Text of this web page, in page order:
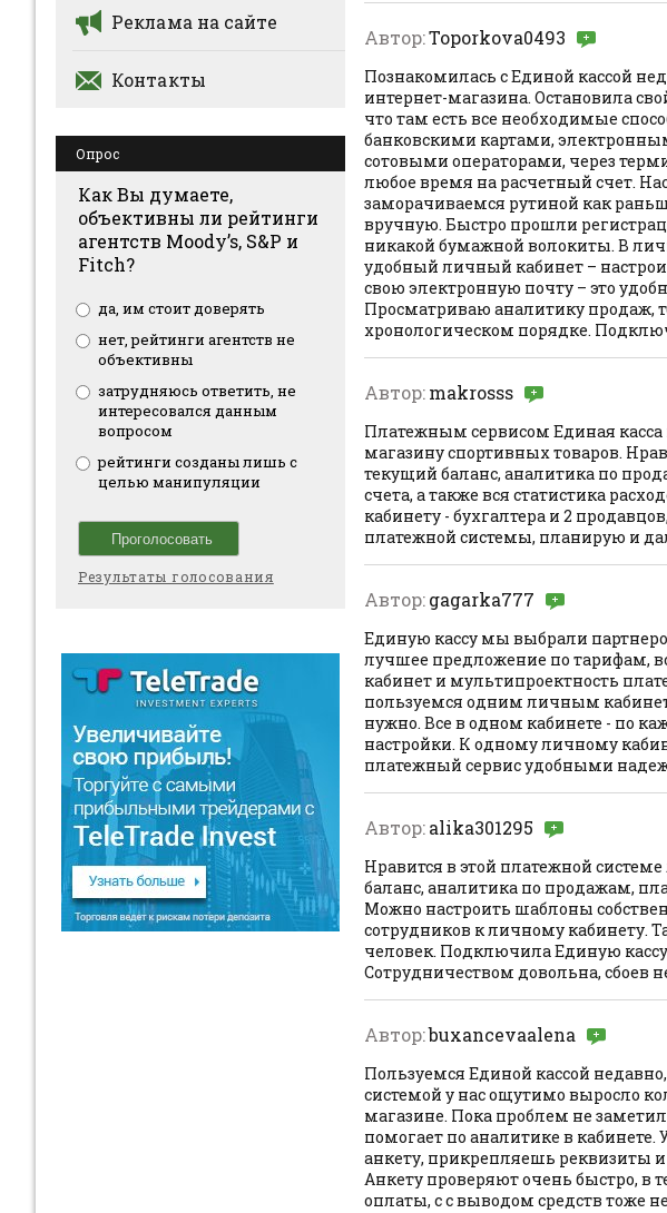
Реклама на сайте
Контакты
Опрос
Как Вы думаете,
объективны ли рейтинги
агентств Moody’s, S&P и
Fitch?
да, им стоит доверять
нет, рейтинги агентств не
объективны
затрудняюсь ответить, не
интересовался данным
вопросом
рейтинги созданы лишь с
целью манипуляции
Результаты голосования
Автор:Toporkova0493
Познакомилась с Единой кассой
интернет-магазина. Остановила
что там есть все необходимые
банковскими картами,
сотовыми операторами, через
любое время на расчетный счет.
заморачиваемся рутиной как
вручную. Быстро прошли
никакой бумажной волокиты. В
удобный личный кабинет –
свою электронную почту – это
Просматриваю аналитику продаж,
хронологическом порядке.
Автор:makrosss
Платежным сервисом Единая
магазину спортивных товаров.
текущий баланс, аналитика по
счета, а также вся статистика
кабинету - бухгалтера и 2
платежной системы, планирую и
Автор:gagarka777
Единую кассу мы выбрали
лучшее предложение по тарифам,
кабинет и мультипроектность
пользуемся одним личным
нужно. Все в одном кабинете - по
настройки. К одному личному
платежный сервис удобными
Автор:alika301295
Нравится в этой платежной
баланс, аналитика по продажам,
Можно настроить шаблоны
сотрудников к личному кабинету.
человек. Подключила Единую
Сотрудничеством довольна, сбоев
Автор:buxancevaalena
Пользуемся Единой кассой
системой у нас ощутимо выросло
магазине. Пока проблем не
помогает по аналитике в
анкету, прикрепляешь реквизиты
Анкету проверяют очень быстро,
оплаты, с с выводом средств тоже